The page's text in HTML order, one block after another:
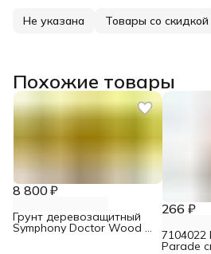
Не указана Товары со скидкой
Похожие товары
8 800 ₽
Грунт деревозащитный
Symphony Doctor Wood 9
266 ₽
7104022
Parade